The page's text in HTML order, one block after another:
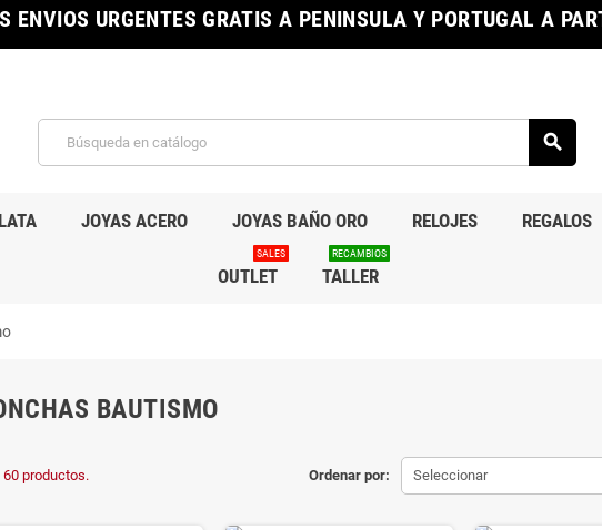
ENVIOS URGENTES GRATIS A PENINSULA Y PORTUGAL A
search
JOYAS ACERO JOYAS BAÑO ORO RELOJES REGALOS
OUTLET
SALES
TALLER
RECAMBIOS
BAUTISMO
Ordenar por: Seleccionar
60 productos.